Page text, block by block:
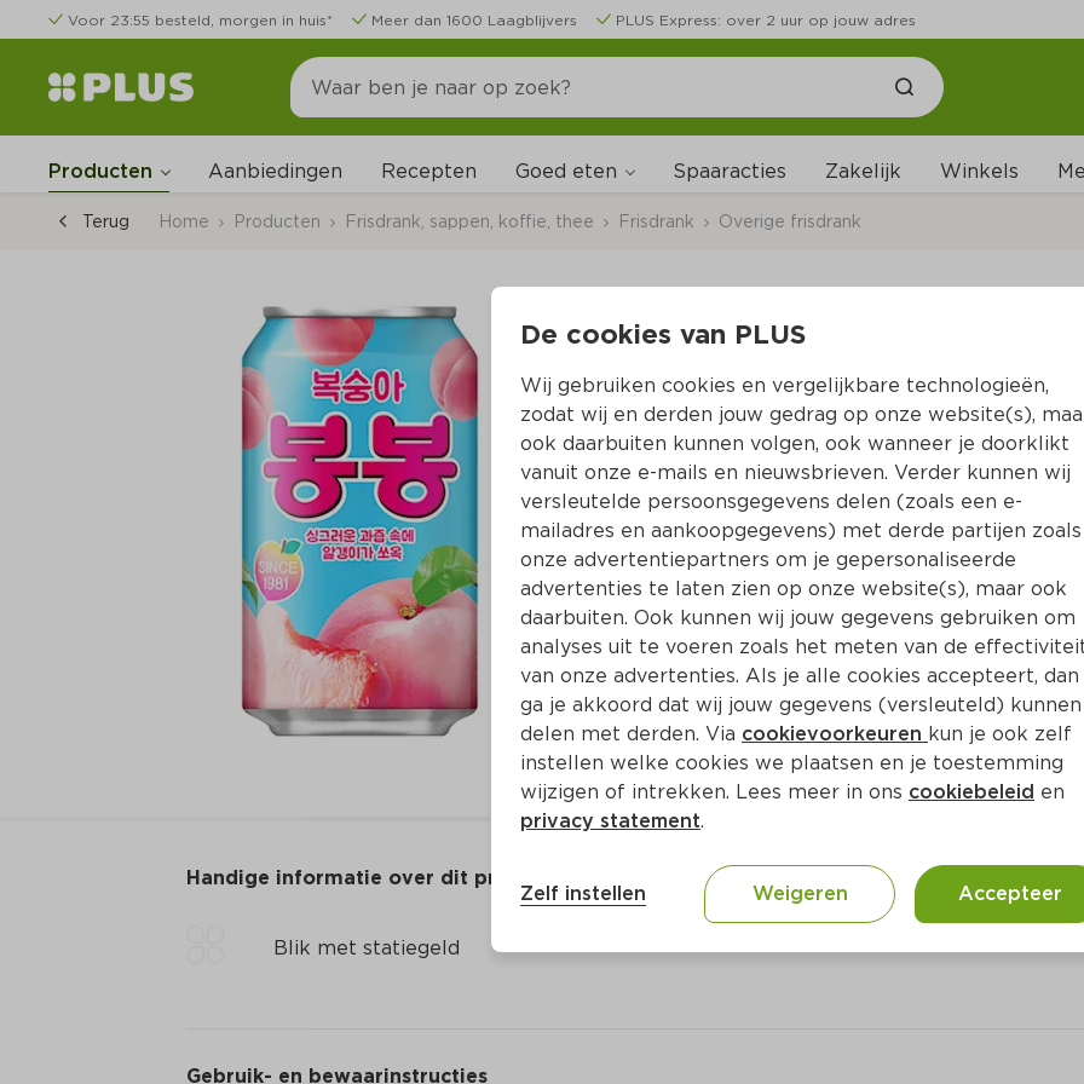
Voor 23:55 besteld, morgen in huis* Meer dan 1600 Laagblijvers PLUS Express: over 2 uur op jouw adres
Producten Aanbiedingen Recepten Goed eten Spaaracties Zakelijk Winkels
Terug Home Producten Frisdrank, sappen, koffie, thee Frisdrank Overige frisdrank
Bong Bong Peach
Per Blik 340 ml
Product niet beschikbaar bij jouw PLUS.
Handige informatie over dit product
Blik met statiegeld
Gebruik- en bewaarinstructies
De cookies van PLUS
Wij gebruiken cookies en vergelijkbare technologieën,
zodat wij en derden jouw gedrag op onze website(s),
ook daarbuiten kunnen volgen, ook wanneer je doorklikt
vanuit onze e-mails en nieuwsbrieven. Verder kunnen wij
versleutelde persoonsgegevens delen (zoals een e-
mailadres en aankoopgegevens) met derde partijen zoals
onze advertentiepartners om je gepersonaliseerde
advertenties te laten zien op onze website(s), maar ook
daarbuiten. Ook kunnen wij jouw gegevens gebruiken om
analyses uit te voeren zoals het meten van de
van onze advertenties. Als je alle cookies accepteert, dan
ga je akkoord dat wij jouw gegevens (versleuteld) kunnen
delen met derden. Via cookievoorkeuren kun je ook zelf
instellen welke cookies we plaatsen en je toestemming
wijzigen of intrekken. Lees meer in ons cookiebeleid en
privacy statement.
Zelf instellen Weigeren Accepteer